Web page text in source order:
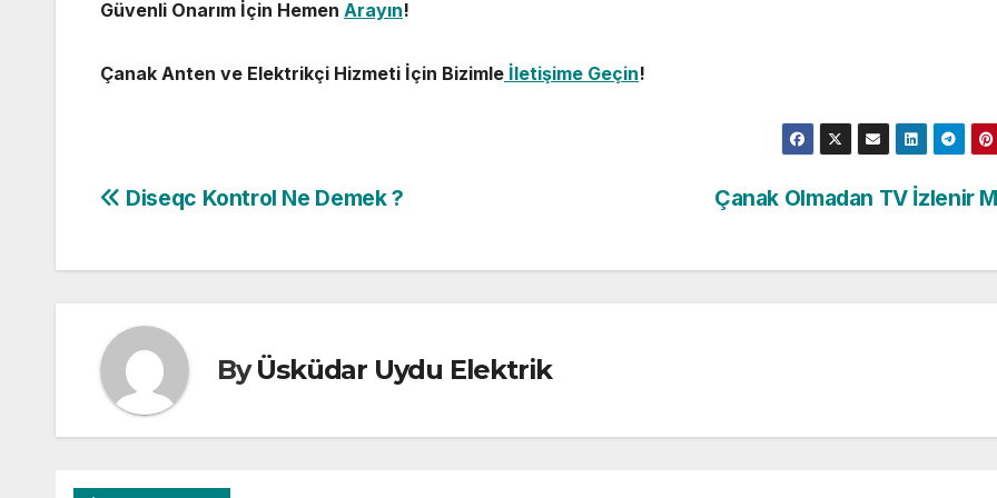
Güvenli Onarım İçin Hemen Arayın!
Çanak Anten ve Elektrikçi Hizmeti İçin Bizimle İletişime Geçin!
Yazı
Çanak Olmadan TV İzlenir
Diseqc Kontrol Ne Demek ?
ByÜsküdar Uydu Elektrik